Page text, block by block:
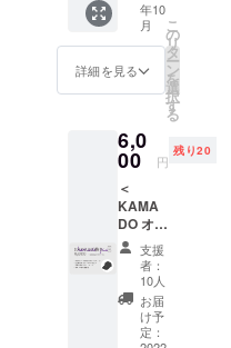
字の
み） ③
掲載場
所（プ
サンク
スペー
成の
上、掲
載） ※
支援
時、必
ず備考
欄に掲
載を希
望され
せて頂
きます
（サイ
ズ：約
100%・
カ
濃いめ
のネイ
ビー）
・お礼
のテキ
スト
メッ
セージ
をメー
お礼の
イラス
トメッ
セージ
をメー
送り致
しま
す。 ・
サイト
へ氏名
を記載
させて
頂きま
す。 ①
掲載期
間（特
に定め
年10
月
詳細を見る
こ
の
リ
タ
ー
ン
を
選
択
す
る
6,0
00 円
残り20
＜
KAMA
DO オリ
ジナル
キャッ
プで応
援＞ ・
OUR
ART
支援
者：
10人
お届
け予
定：